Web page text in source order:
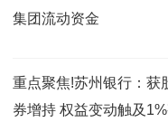
集团流动资金
重点聚焦!苏州银行：获
券增持 权益变动触及